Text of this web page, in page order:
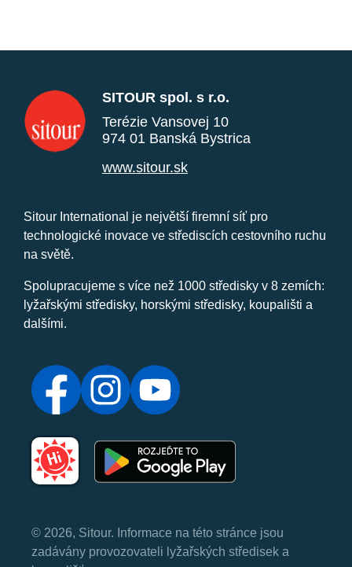
SITOUR spol. s r.o.
Terézie Vansovej 10
974 01 Banská Bystrica
www.sitour.sk
Sitour International je největší firemní síť pro
technologické inovace ve střediscích cestovního ruchu
na světě.
Spolupracujeme s více než 1000 středisky v 8 zemích:
lyžařskými středisky, horskými středisky, koupališti a
dalšími.
© 2026, Sitour. Informace na této stránce jsou
zadávány provozovateli lyžařských středisek a